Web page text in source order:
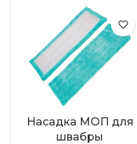
Насадка МОП для
швабры